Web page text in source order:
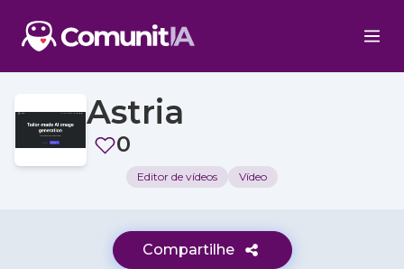
Astria
0
Editor de vídeos Vídeo
Compartilhe